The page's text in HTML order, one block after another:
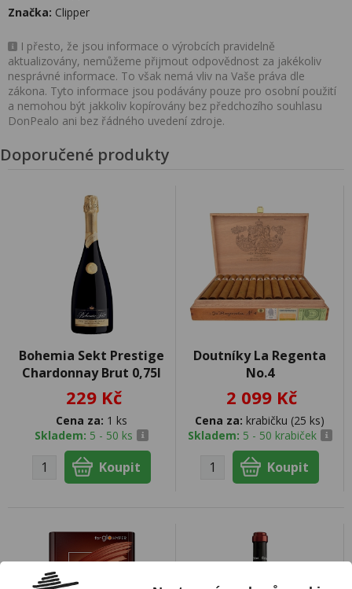
Značka: Clipper
I přesto, že jsou informace o výrobcích pravidelně
aktualizovány, nemůžeme přijmout odpovědnost za jakékoliv
nesprávné informace. To však nemá vliv na Vaše práva dle
zákona. Tyto informace jsou podávány pouze pro osobní použití
a nemohou být jakkoliv kopírovány bez předchozího souhlasu
DonPealo ani bez řádného uvedení zdroje.
Doporučené produkty
Bohemia Sekt Prestige
Chardonnay Brut 0,75l
229 Kč
Cena za: 1 ks
Skladem: 5 - 50 ks
Doutníky La Regenta
No.4
2 099 Kč
Cena za: krabičku (25 ks)
Skladem: 5 - 50 krabiček